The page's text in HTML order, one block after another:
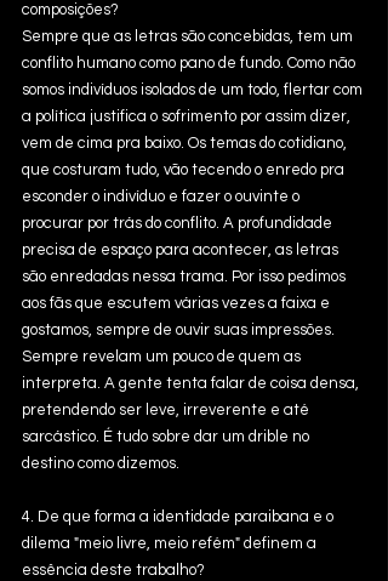
composições?
Sempre que as letras são concebidas, tem um
conflito humano como pano de fundo. Como não
somos indivíduos isolados de um todo, flertar com
a política justifica o sofrimento por assim dizer,
vem de cima pra baixo. Os temas do cotidiano,
que costuram tudo, vão tecendo o enredo pra
esconder o indivíduo e fazer o ouvinte o
procurar por trás do conflito. A profundidade
precisa de espaço para acontecer, as letras
são enredadas nessa trama. Por isso pedimos
aos fãs que escutem várias vezes a faixa e
gostamos, sempre de ouvir suas impressões.
Sempre revelam um pouco de quem as
interpreta. A gente tenta falar de coisa densa,
pretendendo ser leve, irreverente e até
sarcástico. É tudo sobre dar um drible no
destino como dizemos.
4. De que forma a identidade paraibana e o
dilema "meio livre, meio refém" definem a
essência deste trabalho?